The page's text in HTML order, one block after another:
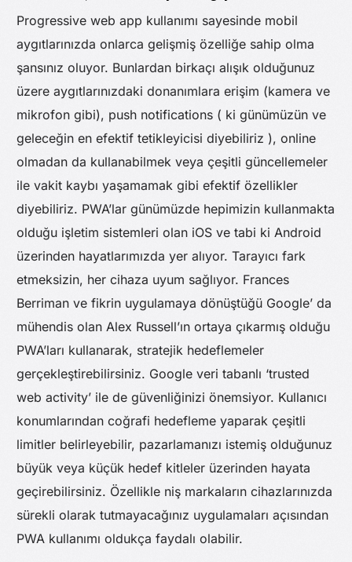
Progressive web app kullanımı sayesinde mobil
aygıtlarınızda onlarca gelişmiş özelliğe sahip olma
şansınız oluyor. Bunlardan birkaçı alışık olduğunuz
üzere aygıtlarınızdaki donanımlara erişim (kamera ve
mikrofon gibi), push notifications ( ki günümüzün ve
geleceğin en efektif tetikleyicisi diyebiliriz ), online
olmadan da kullanabilmek veya çeşitli güncellemeler
ile vakit kaybı yaşamamak gibi efektif özellikler
diyebiliriz. PWA’lar günümüzde hepimizin kullanmakta
olduğu işletim sistemleri olan iOS ve tabi ki Android
üzerinden hayatlarımızda yer alıyor. Tarayıcı fark
etmeksizin, her cihaza uyum sağlıyor. Frances
Berriman ve fikrin uygulamaya dönüştüğü Google’ da
mühendis olan Alex Russell’ın ortaya çıkarmış olduğu
PWA’ları kullanarak, stratejik hedeflemeler
gerçekleştirebilirsiniz. Google veri tabanlı ‘trusted
web activity’ ile de güvenliğinizi önemsiyor. Kullanıcı
konumlarından coğrafi hedefleme yaparak çeşitli
limitler belirleyebilir, pazarlamanızı istemiş olduğunuz
büyük veya küçük hedef kitleler üzerinden hayata
geçirebilirsiniz. Özellikle niş markaların cihazlarınızda
sürekli olarak tutmayacağınız uygulamaları açısından
PWA kullanımı oldukça faydalı olabilir.